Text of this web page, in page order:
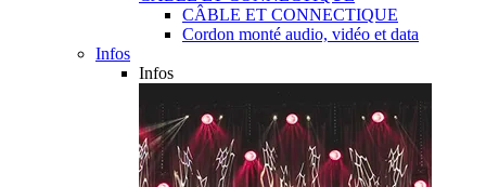
CÂBLE ET CONNECTIQUE
Cordon monté audio, vidéo et data
Infos
Infos